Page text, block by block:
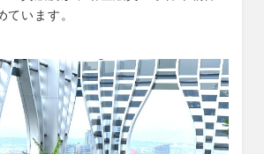
ています。